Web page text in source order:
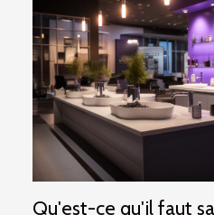
Qu'est-ce qu'il faut